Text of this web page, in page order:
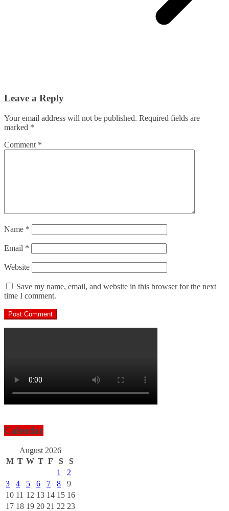
Leave a Reply
Your email address will not be published. Required fields are
marked *
Comment *
Name *
Email *
Website
Save my name, email, and website in this browser for the next
time I comment.
Calendar
August 2026
M T W T F S
S
1
2
3
4 5 6 7 8
9
10 11 12 13 14 15 16
17 18 19 20 21 22 23